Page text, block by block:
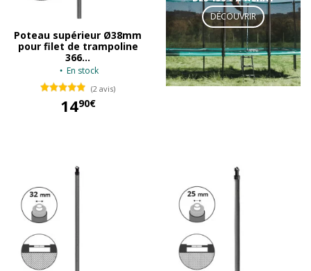
Poteau supérieur Ø38mm
pour filet de trampoline
366...
En stock
(2 avis)
1490€
DÉCOUVRIR